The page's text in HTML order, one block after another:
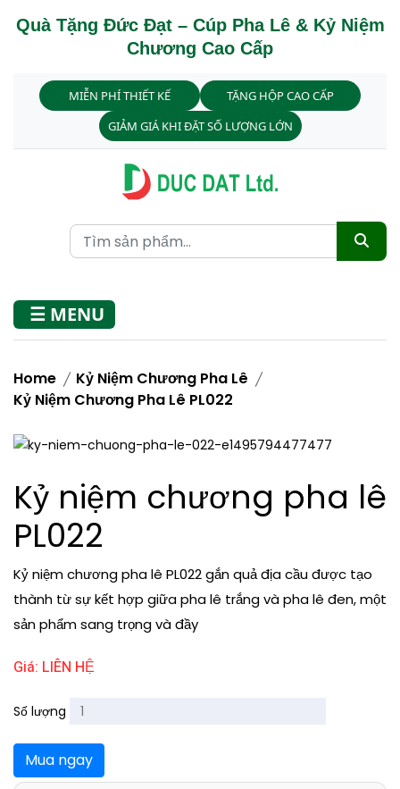
Quà Tặng Đức Đạt – Cúp Pha Lê & Kỷ Niệm
Chương Cao Cấp
MIỄN PHÍ THIẾT KẾ
TẶNG HỘP CAO CẤP
GIẢM GIÁ KHI ĐẶT SỐ LƯỢNG LỚN
☰ MENU
Home
Kỷ Niệm Chương Pha Lê
Kỷ Niệm Chương Pha Lê PL022
Kỷ niệm chương pha lê
PL022
Kỷ niệm chương pha lê PL022 gắn quả địa cầu được tạo
thành từ sự kết hợp giữa pha lê trắng và pha lê đen, một
sản phẩm sang trọng và đầy
Giá: LIÊN HỆ
Số lượng
Mua ngay